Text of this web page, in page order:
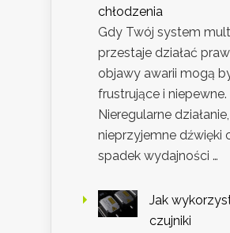
chłodzenia
Gdy Twój system
przestaje działać
objawy awarii mogą
frustrujące i niepewne.
Nieregularne działanie,
nieprzyjemne dźwięki
spadek wydajności …
Jak
czujniki